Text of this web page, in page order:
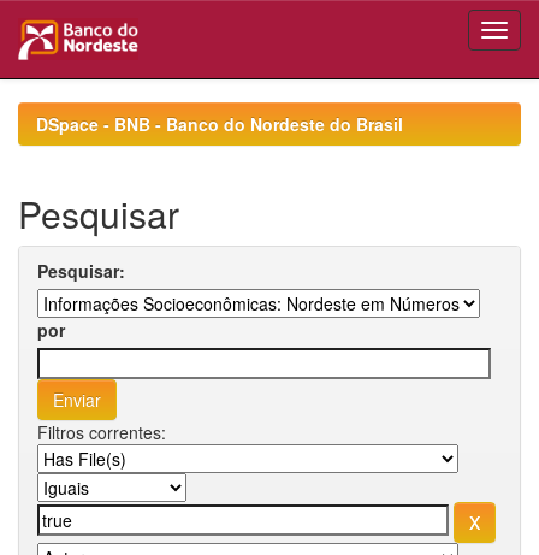
navigationDSpace - BNB - Banco do Nordeste do Brasil
Pesquisar
Pesquisar:
por
Filtros correntes: